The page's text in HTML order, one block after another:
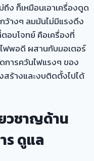
ง ก็เหมือนเอาเครื่องดูด
ว้างๆ ลมมันไม่มีแรงดึง
อบโจทย์ คือเครื่องที่
ฟพอดี ผสานกับมอเตอร์
ารควันไฟแรงๆ ของ
สร้างและงบติดตั้งไปได้
วชาญด้าน
ร ดูแล